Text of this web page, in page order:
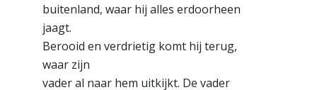
buitenland, waar hij alles erdoorheen
jaagt.
Berooid en verdrietig komt hij terug,
waar zijn
vader al naar hem uitkijkt. De vader